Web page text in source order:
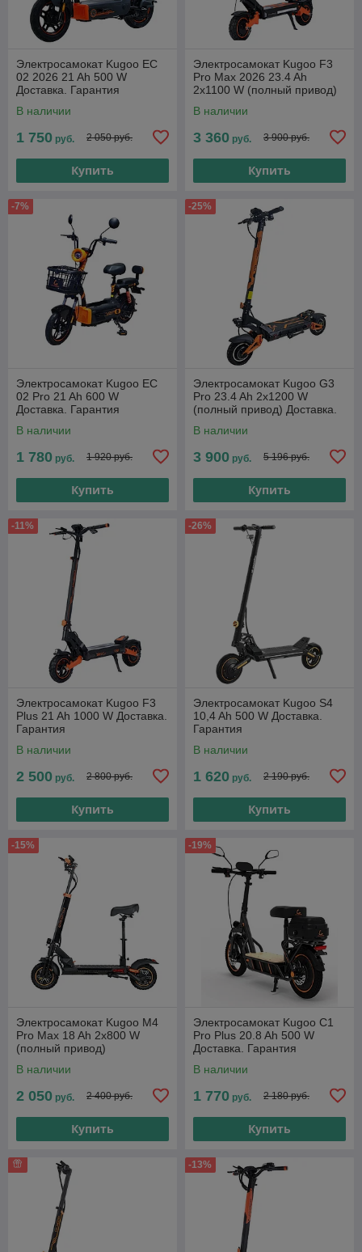
Электросамокат Kugoo EC
02 2026 21 Ah 500 W
Доставка. Гарантия
В наличии
1 750 руб. 2 050 руб.
Купить
Электросамокат Kugoo F3
Pro Max 2026 23.4 Ah
2x1100 W (полный привод)
В наличии
3 360 руб. 3 900 руб.
Купить
-7%
Электросамокат Kugoo EC
02 Pro 21 Ah 600 W
Доставка. Гарантия
В наличии
1 780 руб. 1 920 руб.
Купить
-25%
Электросамокат Kugoo G3
Pro 23.4 Ah 2x1200 W
(полный привод) Доставка.
В наличии
3 900 руб. 5 196 руб.
Купить
-11%
Электросамокат Kugoo F3
Plus 21 Ah 1000 W Доставка.
Гарантия
В наличии
2 500 руб. 2 800 руб.
Купить
-26%
Электросамокат Kugoo S4
10,4 Ah 500 W Доставка.
Гарантия
В наличии
1 620 руб. 2 190 руб.
Купить
-15%
Электросамокат Kugoo M4
Pro Max 18 Ah 2x800 W
(полный привод)
В наличии
2 050 руб. 2 400 руб.
Купить
-19%
Электросамокат Kugoo C1
Pro Plus 20.8 Ah 500 W
Доставка. Гарантия
В наличии
1 770 руб. 2 180 руб.
Купить
-13%